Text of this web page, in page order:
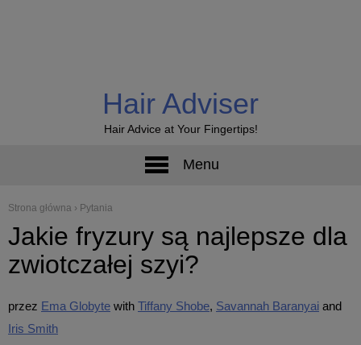
Hair Adviser
Hair Advice at Your Fingertips!
Menu
Strona główna › Pytania
Jakie fryzury są najlepsze dla
zwiotczałej szyi?
przez Ema Globyte Tiffany Shobe Savannah Baranyai
Iris Smith